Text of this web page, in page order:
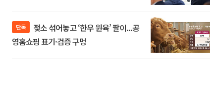
단독
영홈쇼핑 표기·검증 구멍